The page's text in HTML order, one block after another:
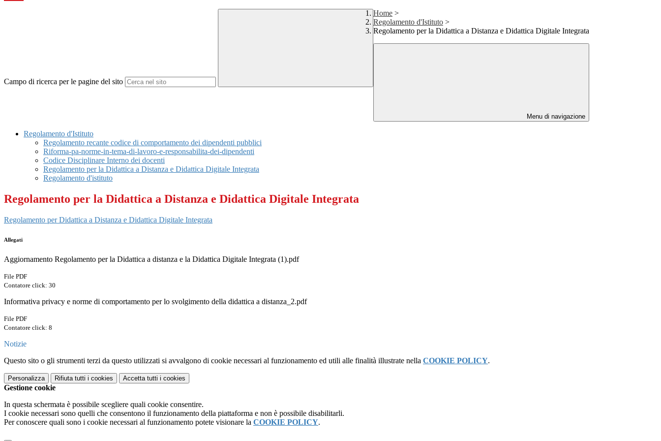
Campo di ricerca per le pagine del sito
Home >
Regolamento d'Istituto >
Regolamento per la Didattica a Distanza e Didattica Digitale Integrata
Menu di navigazione
Regolamento d'Istituto
Regolamento recante codice di comportamento dei dipendenti pubblici
Riforma-pa-norme-in-tema-di-lavoro-e-responsabilita-dei-dipendenti
Codice Disciplinare Interno dei docenti
Regolamento per la Didattica a Distanza e Didattica Digitale Integrata
Regolamento d'istituto
Regolamento per la Didattica a Distanza e Didattica Digitale Integrata
Regolamento per Didattica a Distanza e Didattica Digitale Integrata
Allegati
Aggiornamento Regolamento per la Didattica a distanza e la Didattica Digitale Integrata (1).pdf
File PDF
Contatore click: 30
Informativa privacy e norme di comportamento per lo svolgimento della didattica a distanza_2.pdf
File PDF
Contatore click: 8
Notizie
Questo sito o gli strumenti terzi da questo utilizzati si avvalgono di cookie necessari al funzionamento ed utili alle finalità illustrate nella COOKIE POLICY.
Personalizza Rifiuta tutti i cookies Accetta tutti i cookies
Gestione cookie
In questa schermata è possibile scegliere quali cookie consentire.
I cookie necessari sono quelli che consentono il funzionamento della piattaforma e non è possibile disabilitarli.
Per conoscere quali sono i cookie necessari al funzionamento potete visionare la COOKIE POLICY.